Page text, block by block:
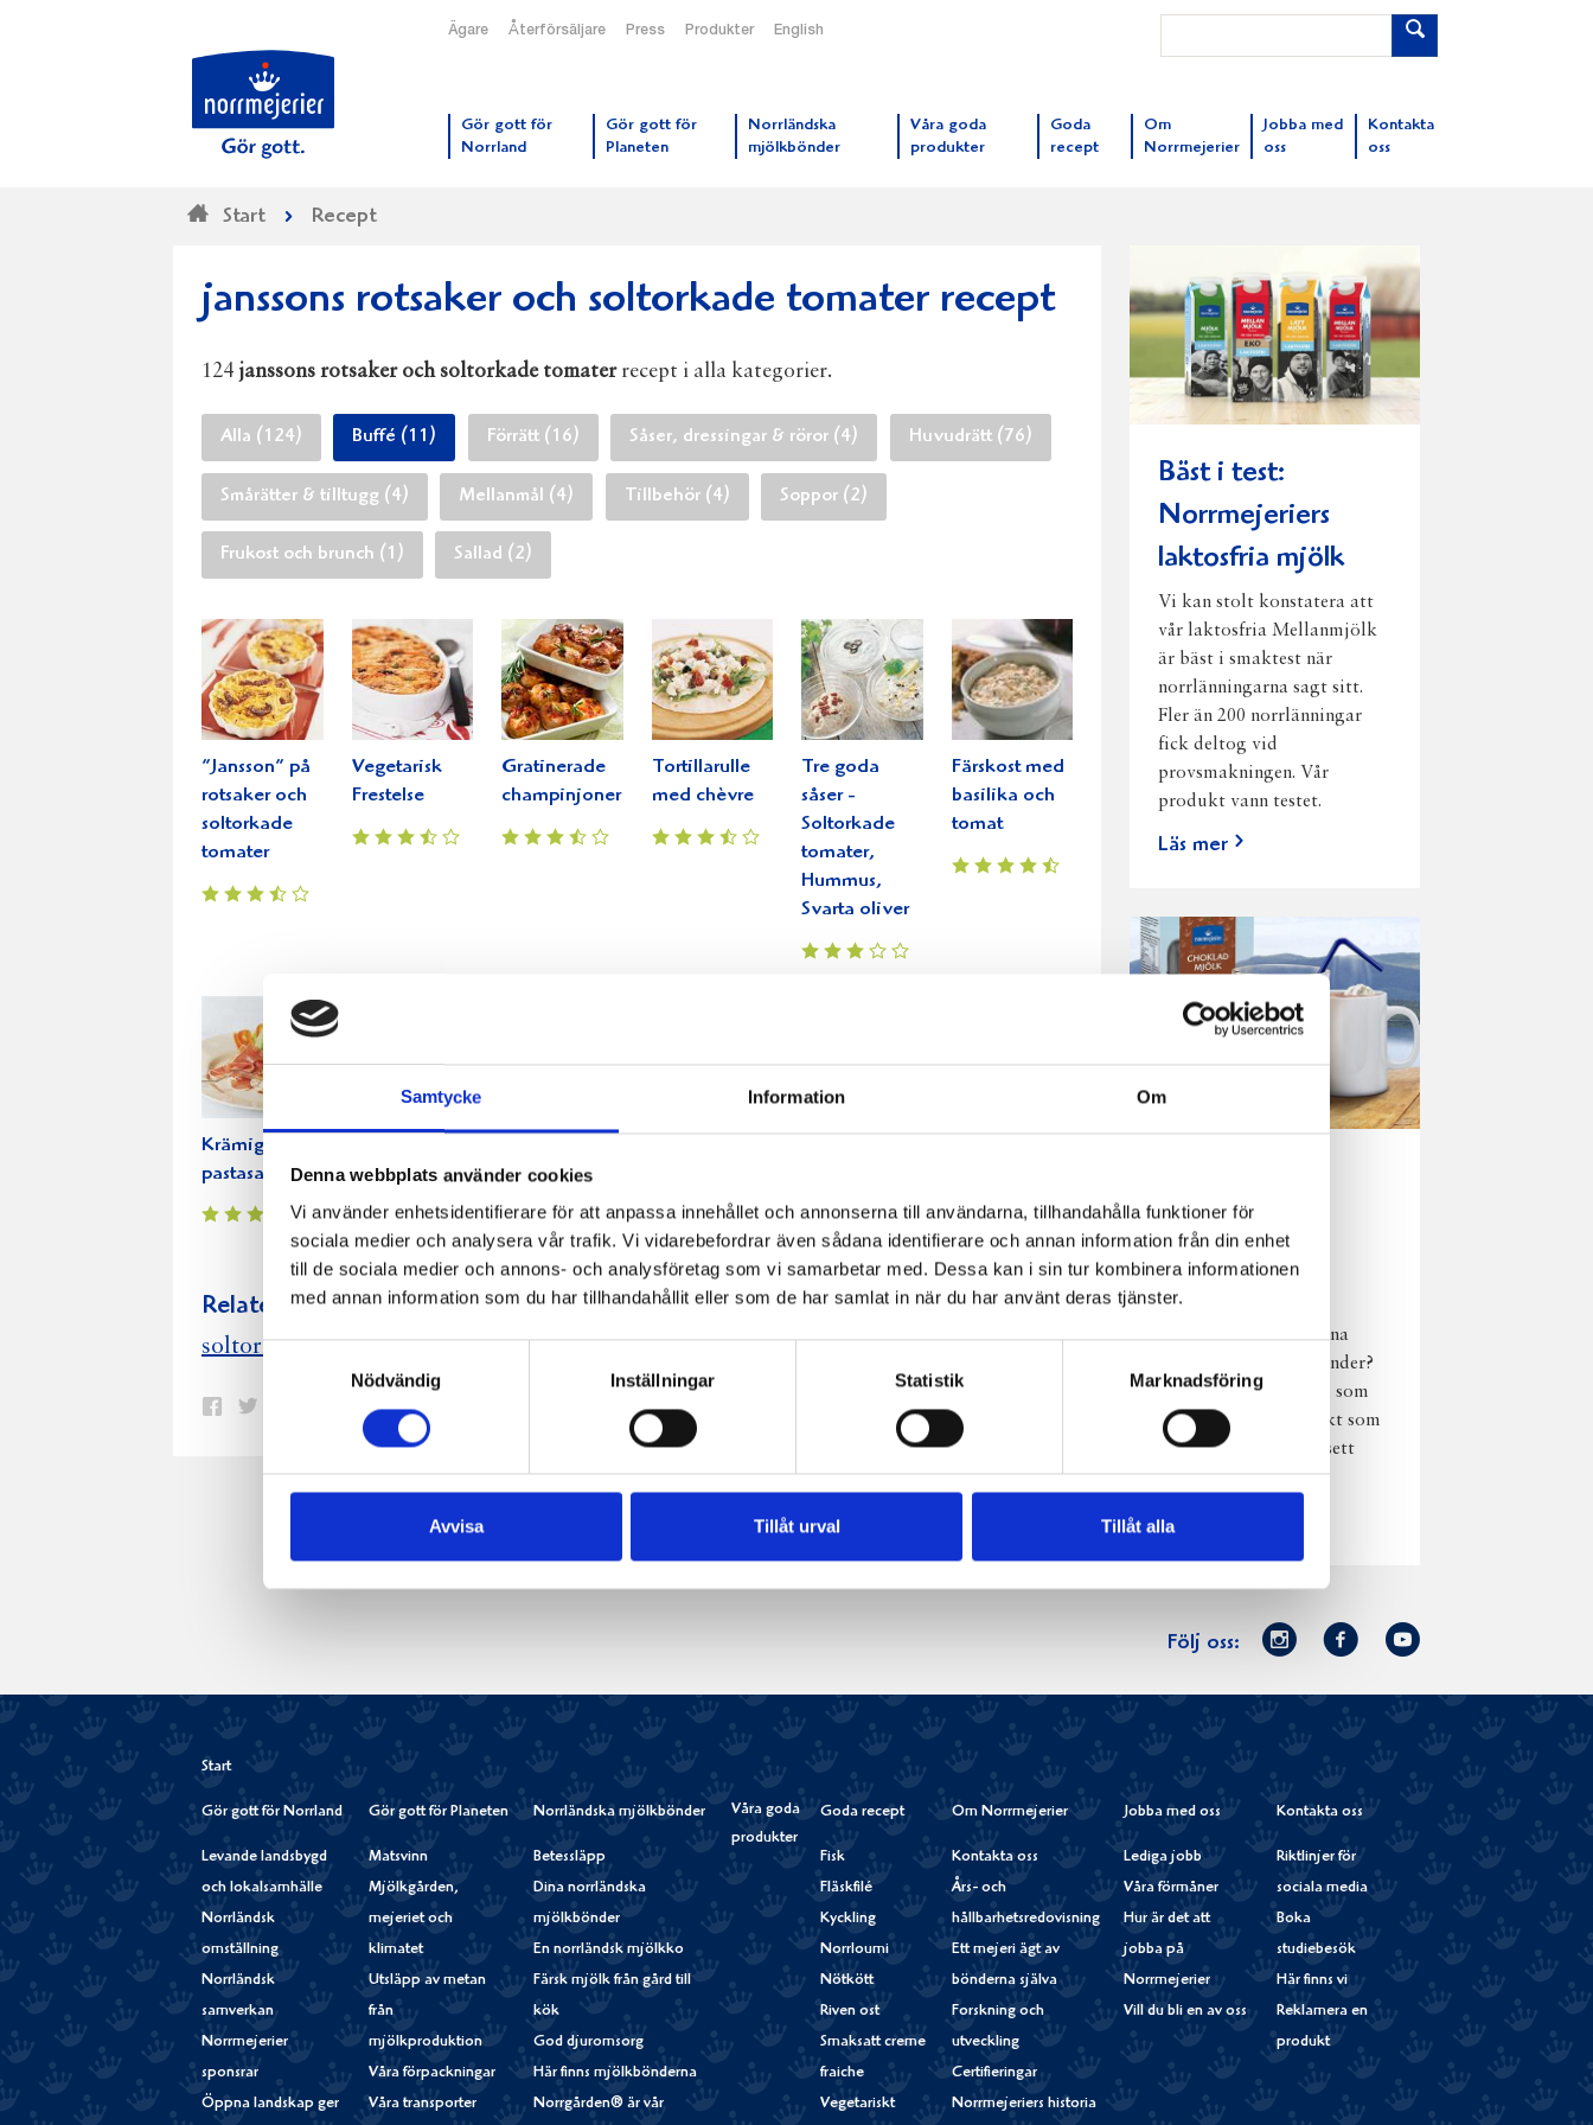
Samtycke Information Om
Denna webbplats använder cookies
Vi använder enhetsidentifierare för att anpassa innehållet och annonserna till användarna, tillhandahålla funktioner för
sociala medier och analysera vår trafik. Vi vidarebefordrar även sådana identifierare och annan information från din enhet
till de sociala medier och annons- och analysföretag som vi samarbetar med. Dessa kan i sin tur kombinera informationen
med annan information som du har tillhandahållit eller som de har samlat in när du har använt deras tjänster.
Samtyckesval
Nödvändig
Inställningar Statistik Marknadsföring
Avvisa Tillåt urval Tillåt alla
Ägare Återförsäljare Press Produkter English
Gör gott för
Norrland
Gör gott för
Planeten
Norrländska
mjölkbönder
Våra goda
produkter
Goda
recept
Om
Norrmejerier
Jobba med
oss
Kontakta
oss
Start Recept
janssons rotsaker och soltorkade tomater recept
124 janssons rotsaker och soltorkade tomaterrecept i alla kategorier.
Alla (124) Buffé (11) Förrätt (16) Såser, dressingar & röror (4) Huvudrätt (76)
Smårätter & tilltugg (4) Mellanmål (4) Tillbehör (4) Soppor (2)
Frukost och brunch (1) Sallad (2)
”Jansson” på
rotsaker och
soltorkade
tomater
Vegetarisk
Frestelse
Gratinerade
champinjoner
Tortillarulle
med chèvre
Tre goda
såser -
Soltorkade
tomater,
Hummus,
Svarta oliver
Färskost med
basilika och
tomat
Krämig
pastasallad
med ruccola
med
Västerbottensost
Relaterade recept:
soltorkade tomater janssons torkade
Dela
Facebook
Twitter
Pinterest
Dela
e-
Skriv
ut
Bäst i test:
Norrmejeriers
laktosfria mjölk
Vi kan stolt konstatera att
vår laktosfria Mellanmjölk
är bäst i smaktest när
norrlänningarna sagt sitt.
Fler än 200 norrlänningar
fick deltog vid
provsmakningen. Vår
produkt vann testet.
Läs mer
njutning i alla
väder
Har du provat
chokladmjölk från dina
norrländska mjölkbönder?
Den är lika god varm som
kall och passar perfekt som
vardagsnjutning oavsett
väder, året om.
Läs mer
Följ oss:
Norrmejerier
Instagram
Facebook
Youtube
Start
Gör gott för Norrland
Levande landsbygd
och lokalsamhälle
Norrländsk
omställning
Norrländsk
samverkan
Norrmejerier
sponsrar
Öppna landskap ger
Gör gott för Planeten
Matsvinn
Mjölkgården,
mejeriet och
klimatet
Utsläpp av metan
från
mjölkproduktion
Våra förpackningar
Våra transporter
Norrländska mjölkbönder
Betessläpp
Dina norrländska
mjölkbönder
En norrländsk mjölkko
Färsk mjölk från gård till
kök
God djuromsorg
Här finns mjölkbönderna
Norrgården® är vår
Våra goda
produkter
Goda recept
Fisk
Fläskfilé
Kyckling
Norrloumi
Nötkött
Riven ost
Smaksatt creme
fraiche
Vegetariskt
Om Norrmejerier
Kontakta oss
Års- och
hållbarhetsredovisning
Ett mejeri ägt av
bönderna själva
Forskning och
utveckling
Certifieringar
Norrmejeriers historia
Jobba med oss
Lediga jobb
Våra förmåner
Hur är det att
jobba på
Norrmejerier
Vill du bli en av oss
Kontakta oss
Riktlinjer för
sociala media
Boka
studiebesök
Här finns vi
Reklamera en
produkt